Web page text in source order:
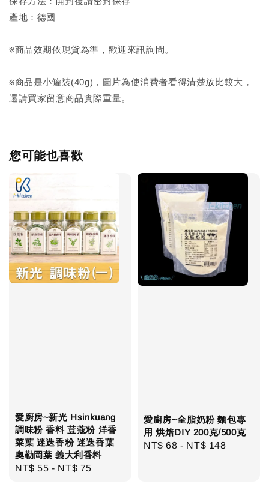
產地：德國
※商品效期依現貨為準，歡迎來訊詢問。
※商品是小罐裝(40g)，圖片為使消費者看得清楚放比較大，
還請買家留意商品實際重量。
您可能也喜歡
愛廚房~新光 Hsinkuang
調味粉 香料 荳蔻粉 洋香
菜葉 迷迭香粉 迷迭香葉
奧勒岡葉 義大利香料
Regular
NT$ 55 - NT$ 75
愛廚房~全脂奶粉 麵包專
用 烘焙DIY 200克/500克
Regular
NT$ 68 - NT$ 148